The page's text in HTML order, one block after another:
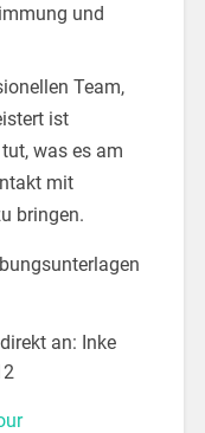
und
Team,
ist
was es am
mit
bringen.
an: Inke